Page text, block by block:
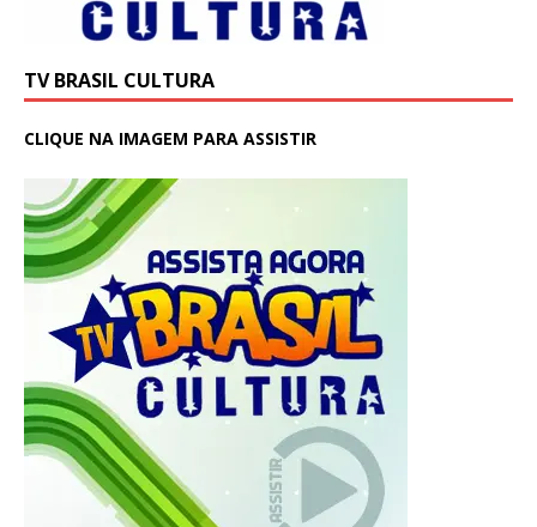
TV BRASIL CULTURA
CLIQUE NA IMAGEM PARA ASSISTIR